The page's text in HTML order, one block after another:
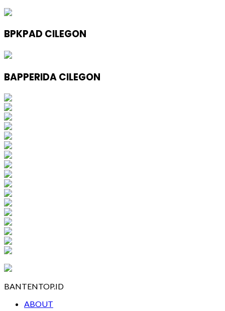
BPKPAD CILEGON
BAPPERIDA CILEGON
BANTENTOP.ID
ABOUT